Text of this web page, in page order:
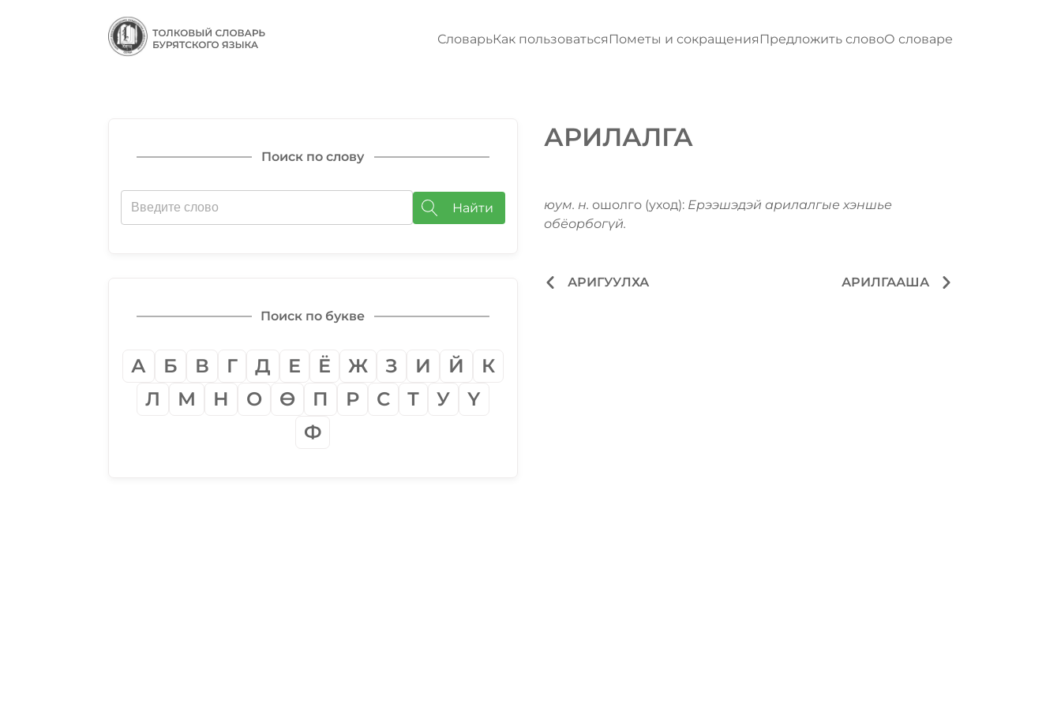
СловарьКак пользоваться Пометы и сокращения Предложить словоО словаре
Поиск по слову
Найти
Поиск по букве
А Б В Г Д Е Ё Ж З И Й
К
Л
М Н О Ѳ П Р С Т У
Ү
Ф
АРИЛАЛГА
юум. н. ошолго (уход): Ерээшэдэй арилалгые хэншье
обёорбогүй.
АРИГУУЛХА АРИЛГААША